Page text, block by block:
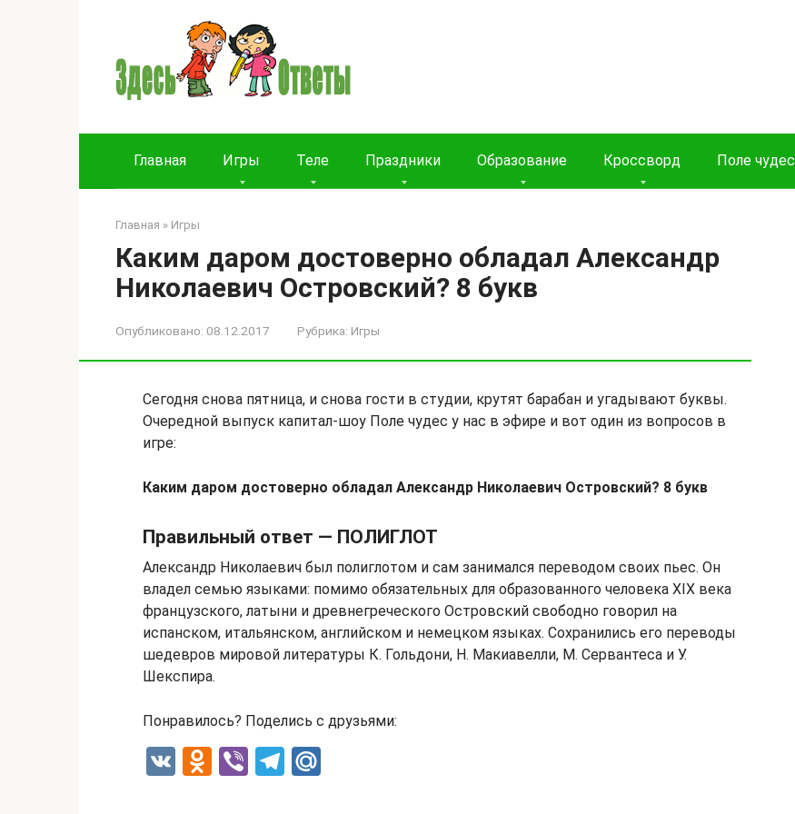
Главная Игры Теле Праздники Образование Кроссворд Поле чудес
Главная » Игры
Каким даром достоверно обладал Александр
Николаевич Островский? 8 букв
Опубликовано: 08.12.2017 Рубрика: Игры
Сегодня снова пятница, и снова гости в студии, крутят барабан и угадывают буквы.
Очередной выпуск капитал-шоу Поле чудес у нас в эфире и вот один из вопросов в
игре:
Каким даром достоверно обладал Александр Николаевич Островский? 8 букв
Правильный ответ — ПОЛИГЛОТ
Александр Николаевич был полиглотом и сам занимался переводом своих пьес. Он
владел семью языками: помимо обязательных для образованного человека XIX века
французского, латыни и древнегреческого Островский свободно говорил на
испанском, итальянском, английском и немецком языках. Сохранились его переводы
шедевров мировой литературы К. Гольдони, Н. Макиавелли, М. Сервантеса и У.
Шекспира.
Понравилось? Поделись с друзьями:
V
O
Vi T